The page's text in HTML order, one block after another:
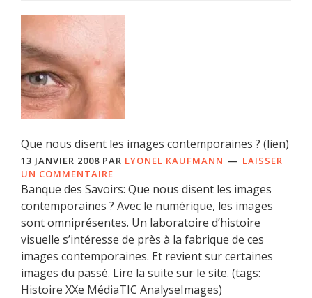
Que nous disent les images contemporaines ? (lien)
13 JANVIER 2008 PAR LYONEL KAUFMANN
LAISSER
UN COMMENTAIRE
Banque des Savoirs: Que nous disent les images
contemporaines ? Avec le numérique, les images
sont omniprésentes. Un laboratoire d’histoire
visuelle s’intéresse de près à la fabrique de ces
images contemporaines. Et revient sur certaines
images du passé. Lire la suite sur le site. (tags:
Histoire XXe MédiaTIC AnalyseImages)